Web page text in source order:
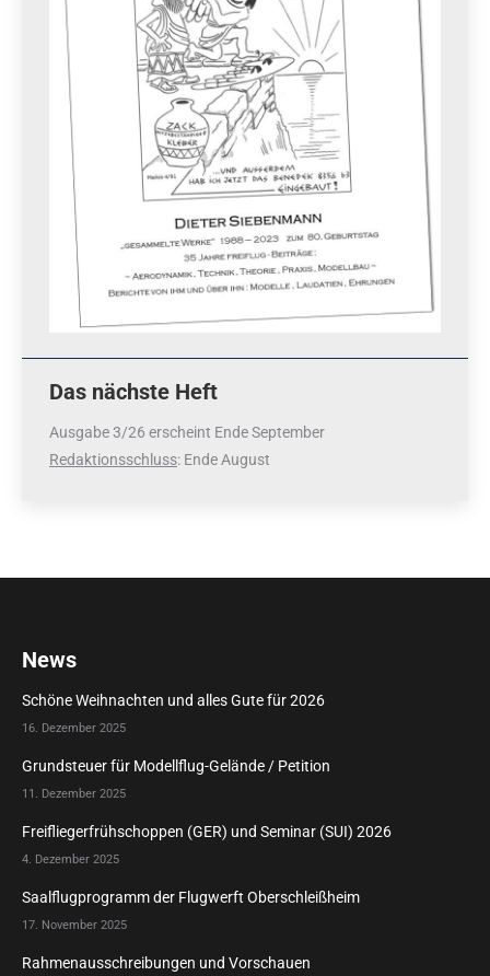
Das nächste Heft
Ausgabe 3/26 erscheint Ende September
Redaktionsschluss: Ende August
News
Schöne Weihnachten und alles Gute für 2026
16. Dezember 2025
Grundsteuer für Modellflug-Gelände / Petition
11. Dezember 2025
Freifliegerfrühschoppen (GER) und Seminar (SUI) 2026
4. Dezember 2025
Saalflugprogramm der Flugwerft Oberschleißheim
17. November 2025
Rahmenausschreibungen und Vorschauen